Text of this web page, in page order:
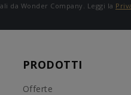
da Wonder Company. Leggi la
PRODOTTI
Offerte